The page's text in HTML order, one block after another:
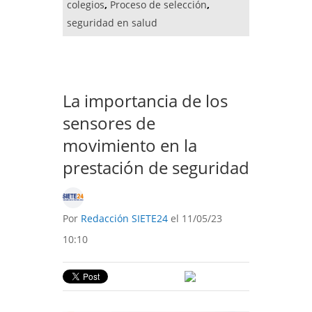
colegios, Proceso de selección,
seguridad en salud
La importancia de los
sensores de
movimiento en la
prestación de seguridad
Por Redacción SIETE24 el 11/05/23
10:10